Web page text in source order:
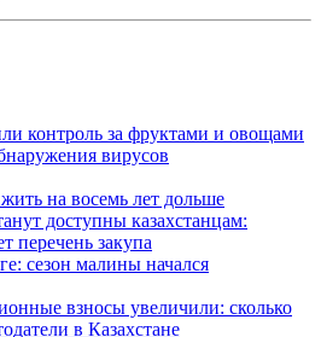
контроль за фруктами и овощами
вирусов
на восемь лет дольше
доступны казахстанцам:
перечень закупа
сезон малины начался
взносы увеличили: сколько
в Казахстане